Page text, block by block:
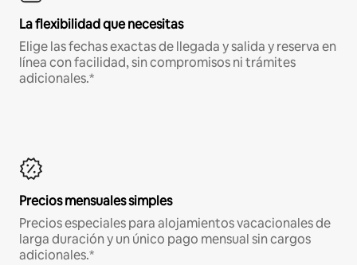
La flexibilidad que necesitas
Elige las fechas exactas de llegada y salida y reserva en
línea con facilidad, sin compromisos ni trámites
adicionales.*
Precios mensuales simples
Precios especiales para alojamientos vacacionales de
larga duración y un único pago mensual sin cargos
adicionales.*